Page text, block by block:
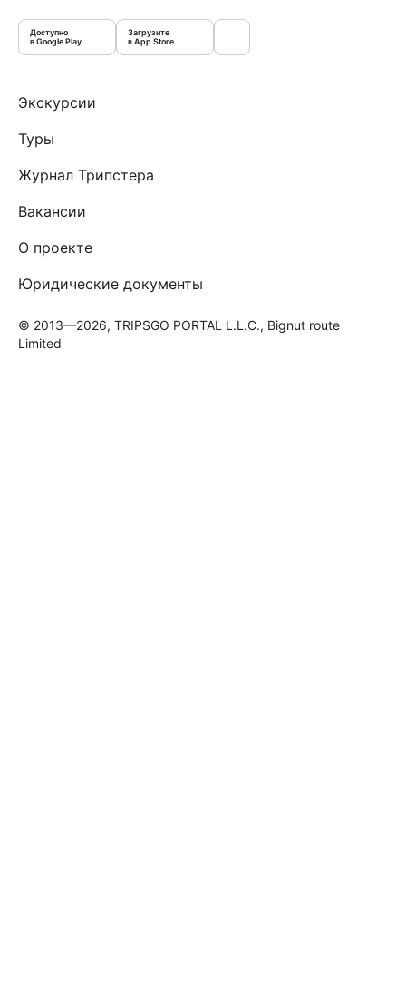
Доступно
в Google Play
Загрузите
в App Store
Экскурсии
Туры
Журнал Трипстера
Вакансии
О проекте
Юридические документы
© 2013—2026, TRIPSGO PORTAL L.L.C., Bignut route
Limited